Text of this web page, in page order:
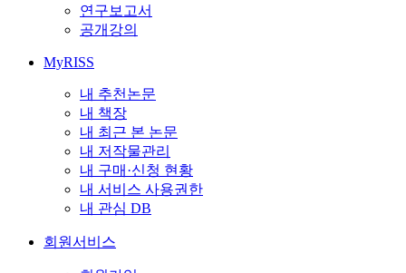
연구보고서
공개강의
MyRISS
내 추천논문
내 책장
내 최근 본 논문
내 저작물관리
내 구매·신청 현황
내 서비스 사용권한
내 관심 DB
회원서비스